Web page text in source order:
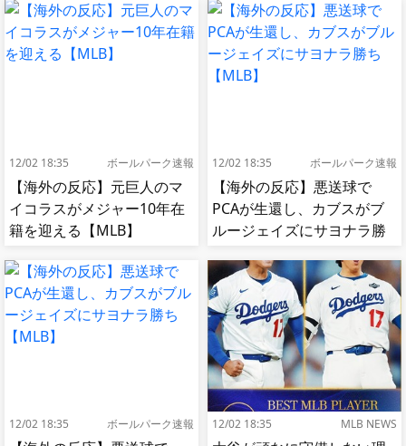
へ[海外の反応]
12/02 18:35 ボールパーク速報
【海外の反応】元巨人のマ
イコラスがメジャー10年在
籍を迎える【MLB】
12/02 18:35 ボールパーク速報
【海外の反応】悪送球で
PCAが生還し、カブスがブ
ルージェイズにサヨナラ勝
12/02 18:35 ボールパーク速報 12/02 18:35 MLB NEWS